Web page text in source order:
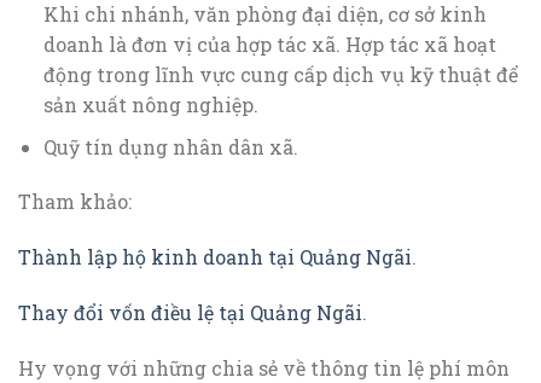
Khi chi nhánh, văn phòng đại diện, cơ sở kinh
doanh là đơn vị của hợp tác xã. Hợp tác xã hoạt
động trong lĩnh vực cung cấp dịch vụ kỹ thuật để
sản xuất nông nghiệp.
Quỹ tín dụng nhân dân xã.
Tham khảo:
Thành lập hộ kinh doanh tại Quảng Ngãi.
Thay đổi vốn điều lệ tại Quảng Ngãi.
Hy vọng với những chia sẻ về thông tin lệ phí môn